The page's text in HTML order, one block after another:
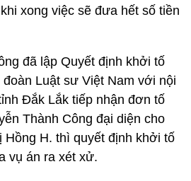
xong việc sẽ đưa hết số tiền
đã lập Quyết định khởi tố
Luật sư Việt Nam với nội
Đắk Lắk tiếp nhận đơn tố
Thành Công đại diện cho
Hồng H. thì quyết định khởi tố
vụ án ra xét xử.